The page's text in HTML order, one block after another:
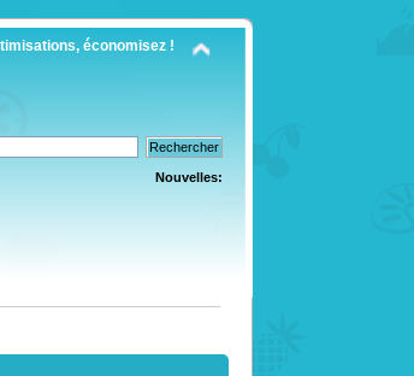
économisez !
Nouvelles: